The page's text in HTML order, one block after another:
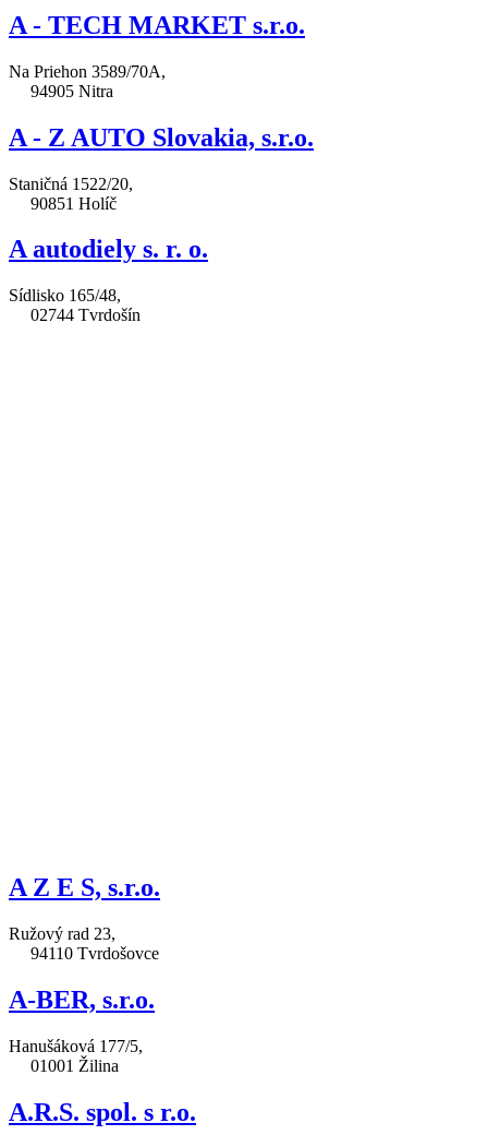
A - TECH MARKET s.r.o.
Na Priehon 3589/70A,
94905 Nitra
A - Z AUTO Slovakia, s.r.o.
Staničná 1522/20,
90851 Holíč
A autodiely s. r. o.
Sídlisko 165/48,
02744 Tvrdošín
A Z E S, s.r.o.
Ružový rad 23,
94110 Tvrdošovce
A-BER, s.r.o.
Hanušáková 177/5,
01001 Žilina
A.R.S. spol. s r.o.